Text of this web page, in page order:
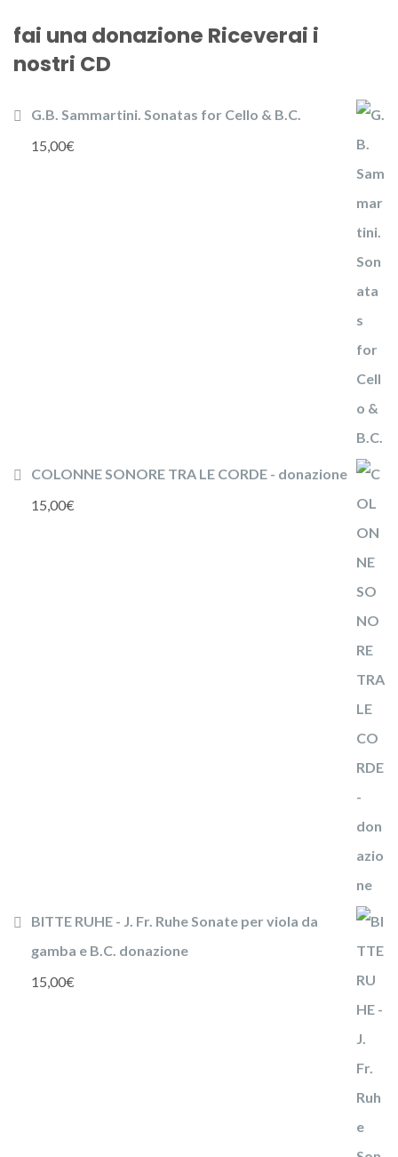
fai una donazione Riceverai i
nostri CD
G.B. Sammartini. Sonatas for Cello & B.C.
15,00€
COLONNE SONORE TRA LE CORDE - donazione
15,00€
BITTE RUHE - J. Fr. Ruhe Sonate per viola da
gamba e B.C. donazione
15,00€